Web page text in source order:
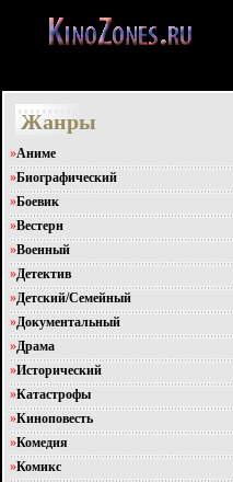
Жанры
»Аниме
»Биографический
»Боевик
»Вестерн
»Военный
»Детектив
»Детский/Семейный
»Документальный
»Драма
»Исторический
»Катастрофы
»Киноповесть
»Комедия
»Комикс